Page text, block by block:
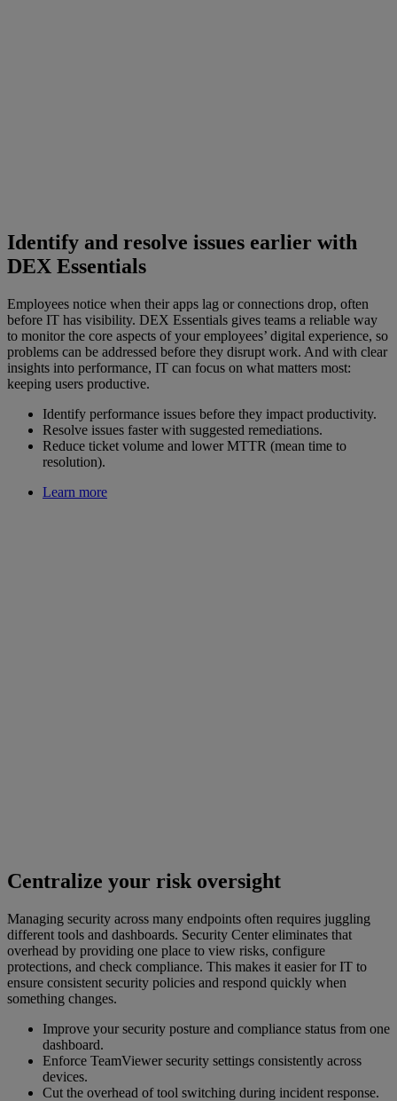
Identify and resolve issues earlier with
DEX Essentials
Employees notice when their apps lag or connections drop, often
before IT has visibility. DEX Essentials gives teams a reliable way
to monitor the core aspects of your employees’ digital experience, so
problems can be addressed before they disrupt work. And with clear
insights into performance, IT can focus on what matters most:
keeping users productive.
Identify performance issues before they impact productivity.
Resolve issues faster with suggested remediations.
Reduce ticket volume and lower MTTR (mean time to
resolution).
Learn more
Centralize your risk oversight
Managing security across many endpoints often requires juggling
different tools and dashboards. Security Center eliminates that
overhead by providing one place to view risks, configure
protections, and check compliance. This makes it easier for IT to
ensure consistent security policies and respond quickly when
something changes.
Improve your security posture and compliance status from one
dashboard.
Enforce TeamViewer security settings consistently across
devices.
Cut the overhead of tool switching during incident response.